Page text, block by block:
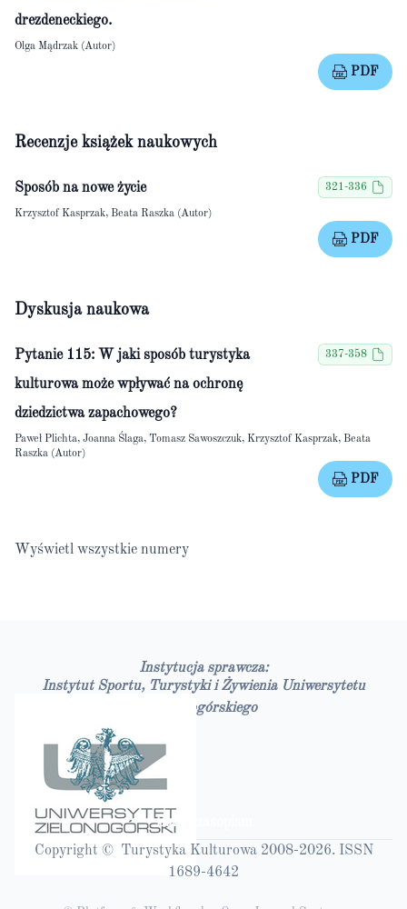
drezdeneckiego.
Olga Mądrzak (Autor)
PDF
Recenzje książek naukowych
Sposób na nowe życie 321-336
Krzysztof Kasprzak, Beata Raszka (Autor)
PDF
Dyskusja naukowa
Pytanie 115: W jaki sposób turystyka
kulturowa może wpływać na ochronę
dziedzictwa zapachowego?
337-358
Paweł Plichta, Joanna Ślaga, Tomasz Sawoszczuk, Krzysztof Kasprzak, Beata
Raszka (Autor)
PDF
Wyświetl wszystkie numery
Instytucja sprawcza:
Instytut Sportu, Turystyki i Żywienia Uniwersytetu
Zielonogórskiego
Bazy czasopism
Copyright © Turystyka Kulturowa 2008-2026. ISSN
1689-4642